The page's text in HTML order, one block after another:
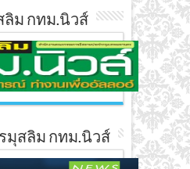
ม กทม.นิวส์
มุสลิม กทม.นิวส์